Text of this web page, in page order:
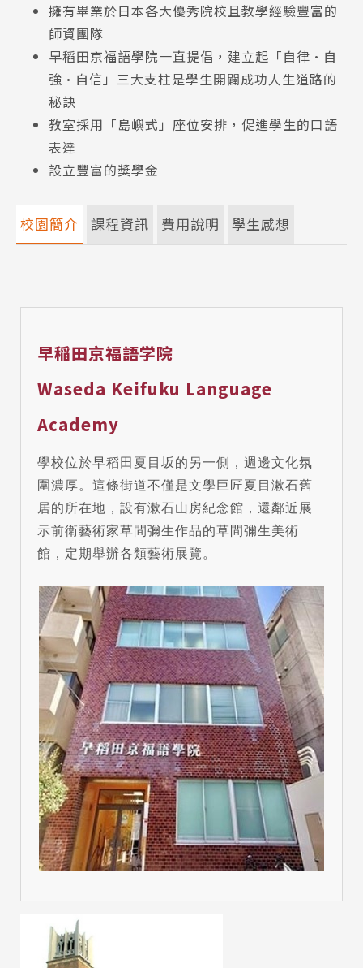
擁有畢業於日本各大優秀院校且教學經驗豐富的
師資團隊
早稻田京福語學院一直提倡，建立起「自律·自
強·自信」三大支柱是學生開闢成功人生道路的
秘訣
教室採用「島嶼式」座位安排，促進學生的口語
表達
設立豐富的獎學金
校園簡介
早稲田京福語学院
Waseda Keifuku Language
Academy
學校位於早稻田夏目坂的另一側，週邊文化氛
圍濃厚。這條街道不僅是文學巨匠夏目漱石舊
居的所在地，設有漱石山房紀念館，還鄰近展
示前衛藝術家草間彌生作品的草間彌生美術
館，定期舉辦各類藝術展覽。
課程資訊 費用說明 學生感想